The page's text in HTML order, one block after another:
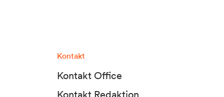
Kontakt
Kontakt Office
Kontakt Redaktion